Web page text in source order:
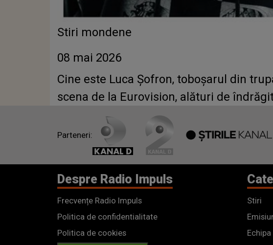
Stiri mondene
08 mai 2026
Cine este Luca Șofron, toboșarul din
scena de la Eurovision, alături de
Parteneri:
Despre Radio Impuls
Frecvențe Radio Impuls
Politica de confidentialitate
Politica de cookies
Stiri
Echipa